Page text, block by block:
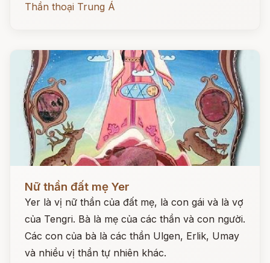
Thần thoại Trung Á
Nữ thần đất mẹ Yer
Yer là vị nữ thần của đất mẹ, là con gái và là vợ
của Tengri. Bà là mẹ của các thần và con người.
Các con của bà là các thần Ulgen, Erlik, Umay
và nhiều vị thần tự nhiên khác.